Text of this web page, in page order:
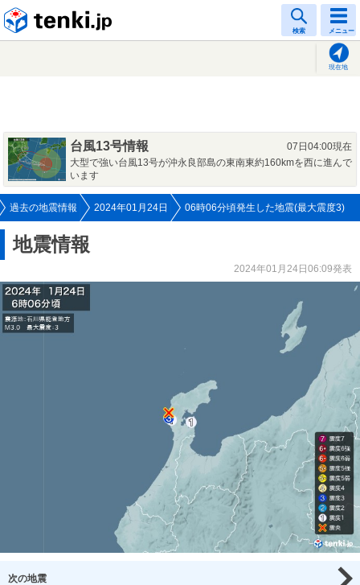
検索 メニュー
現在地
台風13号情報
07日04:00現在
大型で強い台風13号が沖永良部島の東南東約160kmを西に進んで
います
過去の地震情報 2024年01月24日 06時06分頃発生した地震(最大震度3)
地震情報
2024年01月24日06:09発表
次の地震